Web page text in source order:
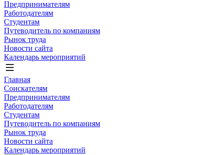
Предпринимателям
Работодателям
Студентам
Путеводитель по компаниям
Рынок труда
Новости сайта
Календарь мероприятий
Главная
Соискателям
Предпринимателям
Работодателям
Студентам
Путеводитель по компаниям
Рынок труда
Новости сайта
Календарь мероприятий